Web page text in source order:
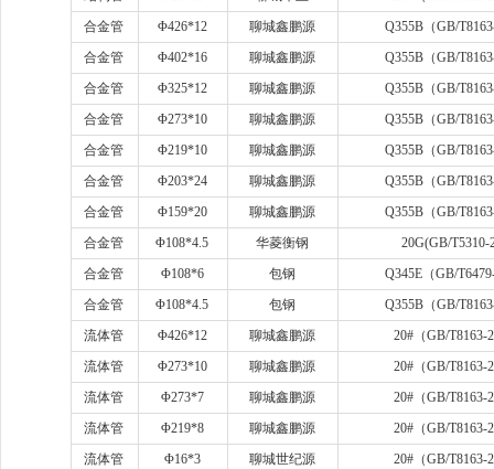
合金管
Φ426*12 聊城鑫鹏源 Q355B （GB/
合金管
Φ402*16 聊城鑫鹏源 Q355B （GB/
合金管
Φ325*12 聊城鑫鹏源 Q355B （GB/
合金管
Φ273*10 聊城鑫鹏源 Q355B （GB/
合金管
Φ219*10 聊城鑫鹏源 Q355B （GB/
合金管
Φ203*24 聊城鑫鹏源 Q355B （GB/
合金管
Φ159*20 聊城鑫鹏源 Q355B （GB/
合金管
Φ108*4.5 华菱衡钢
20G(GB/T5310-
合金管
Φ108*6 包钢 Q345E （GB/
合金管
Φ108*4.5 包钢 Q355B （GB/
流体管
Φ426*12 聊城鑫鹏源 20# （GB/T8163-
流体管
Φ273*10 聊城鑫鹏源 20# （GB/T8163-
流体管
Φ273*7 聊城鑫鹏源 20# （GB/T8163-
流体管
Φ219*8 聊城鑫鹏源 20# （GB/T8163-
流体管
Φ16*3 聊城世纪源 20# （GB/T8163-